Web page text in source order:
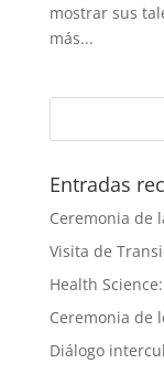
mostrar sus
más...
Entradas
Ceremonia de
Visita de
Health
Ceremonia de
Diálogo